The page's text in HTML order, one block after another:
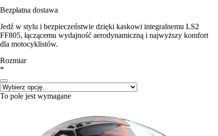
Bezpłatna dostawa
Jedź w stylu i bezpieczeństwie dzięki kaskowi integralnemu LS2
FF805, łączącemu wydajność aerodynamiczną i najwyższy komfort
dla motocyklistów.
Rozmiar
*
To pole jest wymagane